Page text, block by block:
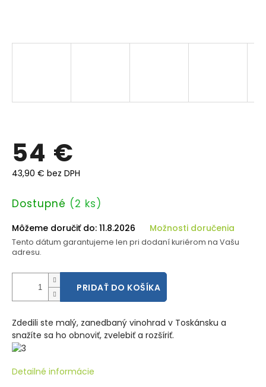
54 €
43,90 € bez DPH
Jednotková
Dostupné (2 ks)
Môžeme doručiť do: 11.8.2026 Možnosti doručenia
Tento dátum garantujeme len pri dodaní kuriérom na Vašu
adresu.
PRIDAŤ DO KOŠÍKA
Zdedili ste malý, zanedbaný vinohrad v Toskánsku a
snažíte sa ho obnoviť, zvelebiť a rozšíriť.
Detailné informácie